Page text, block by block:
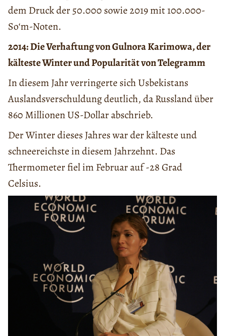
dem Druck der 50.000 sowie 2019 mit 100.000-
Soʻm-Noten.
2014: Die Verhaftung von Gulnora Karimowa, der
kälteste Winter und Popularität von Telegramm
In diesem Jahr verringerte sich Usbekistans
Auslandsverschuldung deutlich, da Russland über
860 Millionen US-Dollar abschrieb.
Der Winter dieses Jahres war der kälteste und
schneereichste in diesem Jahrzehnt. Das
Thermometer fiel im Februar auf -28 Grad
Celsius.